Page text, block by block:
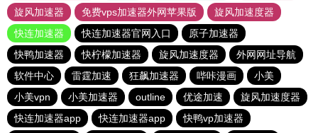
旋风加速器
免费vps加速器外网苹果版
旋风加速度器
快连加速器
快连加速器官网入口
原子加速器
快鸭加速器
快柠檬加速器 旋风加速度器
外网网址导航
软件中心
雷霆加速 狂飙加速器 哔咔漫画
小美
小美vpn
小美加速器 outline 优途加速
旋风加速度器
快连加速器app
快连加速器app
快鸭vp加速器